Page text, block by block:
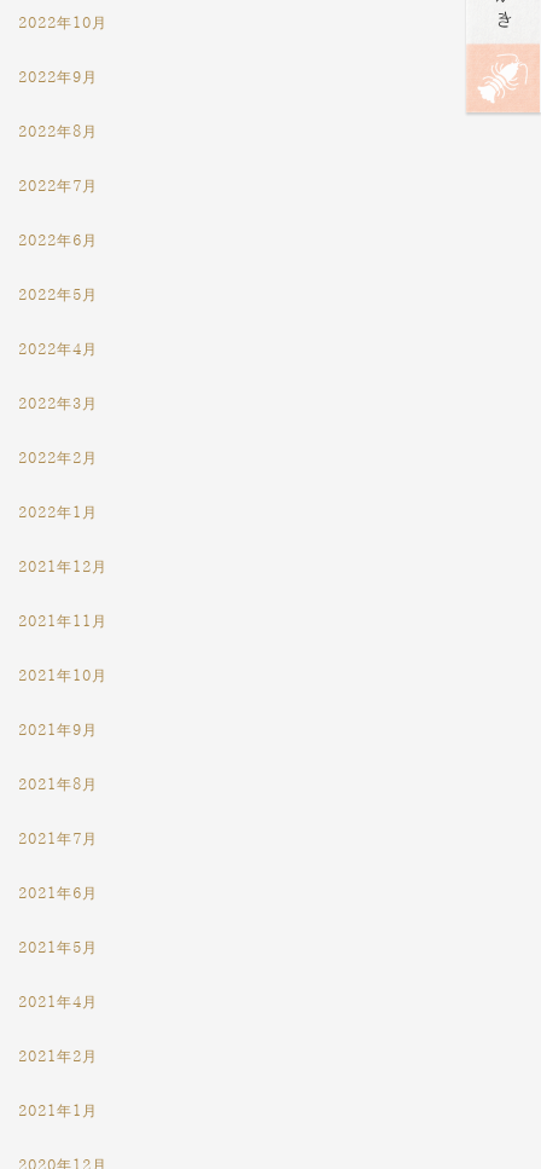
2022年10月
2022年9月
2022年8月
2022年7月
2022年6月
2022年5月
2022年4月
2022年3月
2022年2月
2022年1月
2021年12月
2021年11月
2021年10月
2021年9月
2021年8月
2021年7月
2021年6月
2021年5月
2021年4月
2021年2月
2021年1月
2020年12月